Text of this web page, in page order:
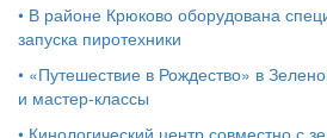
• В районе Крюково оборудована
запуска пиротехники
• «Путешествие в Рождество» в
и мастер‑классы
• Кинологический центр совместно с